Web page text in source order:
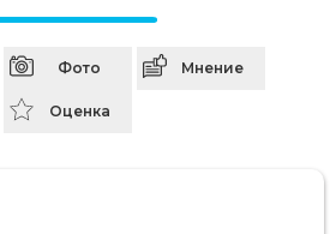
Фото Мнение
Оценка